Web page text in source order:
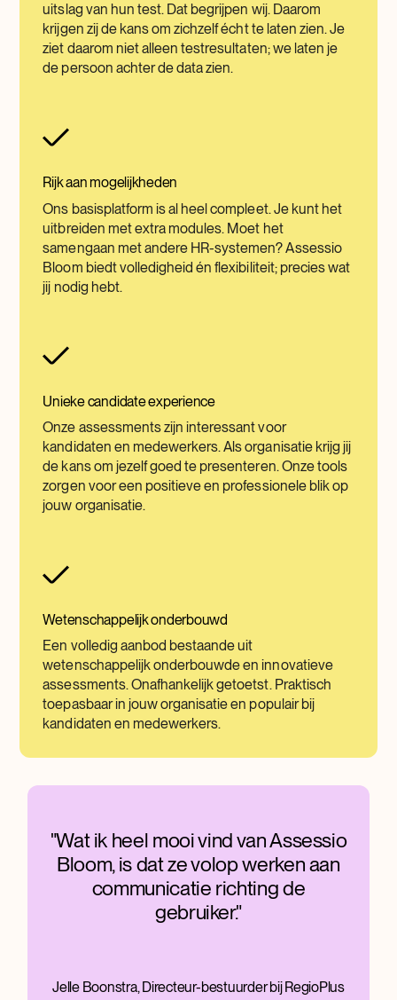
uitslag van hun test. Dat begrijpen wij. Daarom
krijgen zij de kans om zichzelf écht te laten zien. Je
ziet daarom niet alleen testresultaten; we laten je
de persoon achter de data zien.
Rijk aan mogelijkheden
Ons basisplatform is al heel compleet. Je kunt het
uitbreiden met extra modules. Moet het
samengaan met andere HR-systemen? Assessio
Bloom biedt volledigheid én flexibiliteit; precies wat
jij nodig hebt.
Unieke candidate experience
Onze assessments zijn interessant voor
kandidaten en medewerkers. Als organisatie krijg jij
de kans om jezelf goed te presenteren. Onze tools
zorgen voor een positieve en professionele blik op
jouw organisatie.
Wetenschappelijk onderbouwd
Een volledig aanbod bestaande uit
wetenschappelijk onderbouwde en innovatieve
assessments. Onafhankelijk getoetst. Praktisch
toepasbaar in jouw organisatie en populair bij
kandidaten en medewerkers.
"Wat ik heel mooi vind van Assessio
Bloom, is dat ze volop werken aan
communicatie richting de
gebruiker."
Jelle Boonstra, Directeur-bestuurder bij RegioPlus